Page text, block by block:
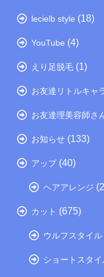
lecielb style (18)
YouTube (4)
えり足脱毛 (1)
お友達リトルキャ
お友達理美容師さ
お知らせ (133)
アップ(40)
ヘアアレンジ
カット (675)
ウルフスタイル
ショートスタイ